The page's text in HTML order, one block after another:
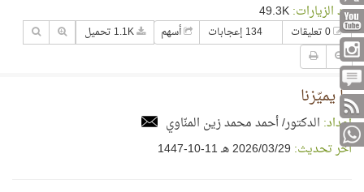
عدد الزيارات:
134 إعجابات أسهم
ما يميّزنا
إعداد: الدكتور/ أحمد محمد زين المنّاوي
آخر تحديث: 29‏/03‏/2026 هـ 11-10-1447